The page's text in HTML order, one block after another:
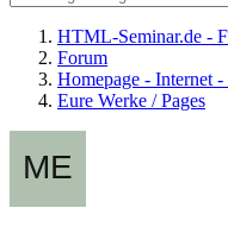
HTML-Seminar.de -
Forum
Homepage - Internet
Eure Werke / Pages